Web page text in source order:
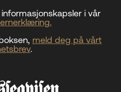
i vår
meld deg på vårt
.